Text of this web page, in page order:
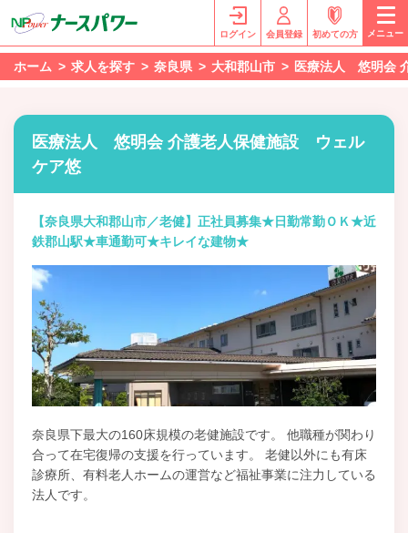
ログイン 会員登録 初めての方 メニュー
ホーム 求人を探す 奈良県 大和郡山市 医療法人 悠明会
医療法人 悠明会 介護老人保健施設 ウェル
ケア悠
【奈良県大和郡山市／老健】正社員募集★日勤常勤ＯＫ★近
鉄郡山駅★車通勤可★キレイな建物★
奈良県下最大の160床規模の老健施設です。 他職種が関わり
合って在宅復帰の支援を行っています。 老健以外にも有床
診療所、有料老人ホームの運営など福祉事業に注力している
法人です。